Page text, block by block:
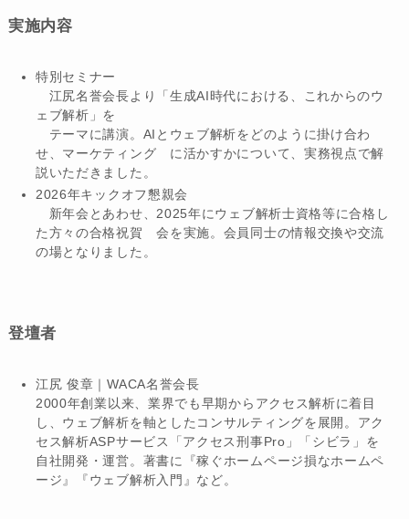
実施内容
特別セミナー
江尻名誉会長より「生成AI時代における、これからのウ
ェブ解析」を
テーマに講演。AIとウェブ解析をどのように掛け合わ
せ、マーケティング に活かすかについて、実務視点で解
説いただきました。
2026年キックオフ懇親会
新年会とあわせ、2025年にウェブ解析士資格等に合格し
た方々の合格祝賀 会を実施。会員同士の情報交換や交流
の場となりました。
登壇者
江尻 俊章｜WACA名誉会長
2000年創業以来、業界でも早期からアクセス解析に着目
し、ウェブ解析を軸としたコンサルティングを展開。アク
セス解析ASPサービス「アクセス刑事Pro」「シビラ」を
自社開発・運営。著書に『稼ぐホームページ損なホームペ
ージ』『ウェブ解析入門』など。